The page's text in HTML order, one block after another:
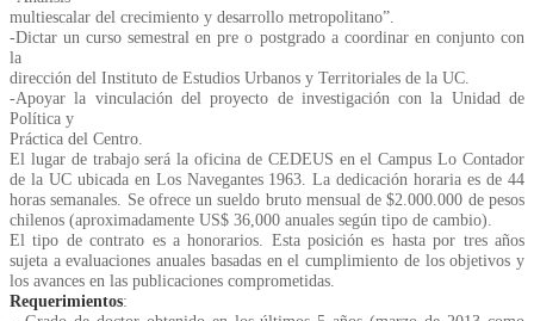
multiescalar del crecimiento y desarrollo metropolitano”.
-Dictar un curso semestral en pre o postgrado a coordinar en conjunto con
la
dirección del Instituto de Estudios Urbanos y Territoriales de la UC.
-Apoyar la vinculación del proyecto de investigación con la Unidad de
Política y
Práctica del Centro.
El lugar de trabajo será la oficina de CEDEUS en el Campus Lo Contador
de la UC ubicada en Los Navegantes 1963. La dedicación horaria es de 44
horas semanales. Se ofrece un sueldo bruto mensual de $2.000.000 de pesos
chilenos (aproximadamente US$ 36,000 anuales según tipo de cambio).
El tipo de contrato es a honorarios. Esta posición es hasta por tres años
sujeta a evaluaciones anuales basadas en el cumplimiento de los objetivos y
los avances en las publicaciones comprometidas.
Requerimientos: